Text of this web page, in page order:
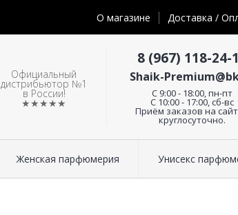
О магазине Доставка /
Официальный
дистрибьютор №1
в России!
★★★★★
8 (967) 118-24-
Shaik-
C 9:00 - 18:00, пн-пт
С 10:00 - 17:00, сб-вс
Приём заказов на
круглосуточно.
Женская парфюмерия Унисекс